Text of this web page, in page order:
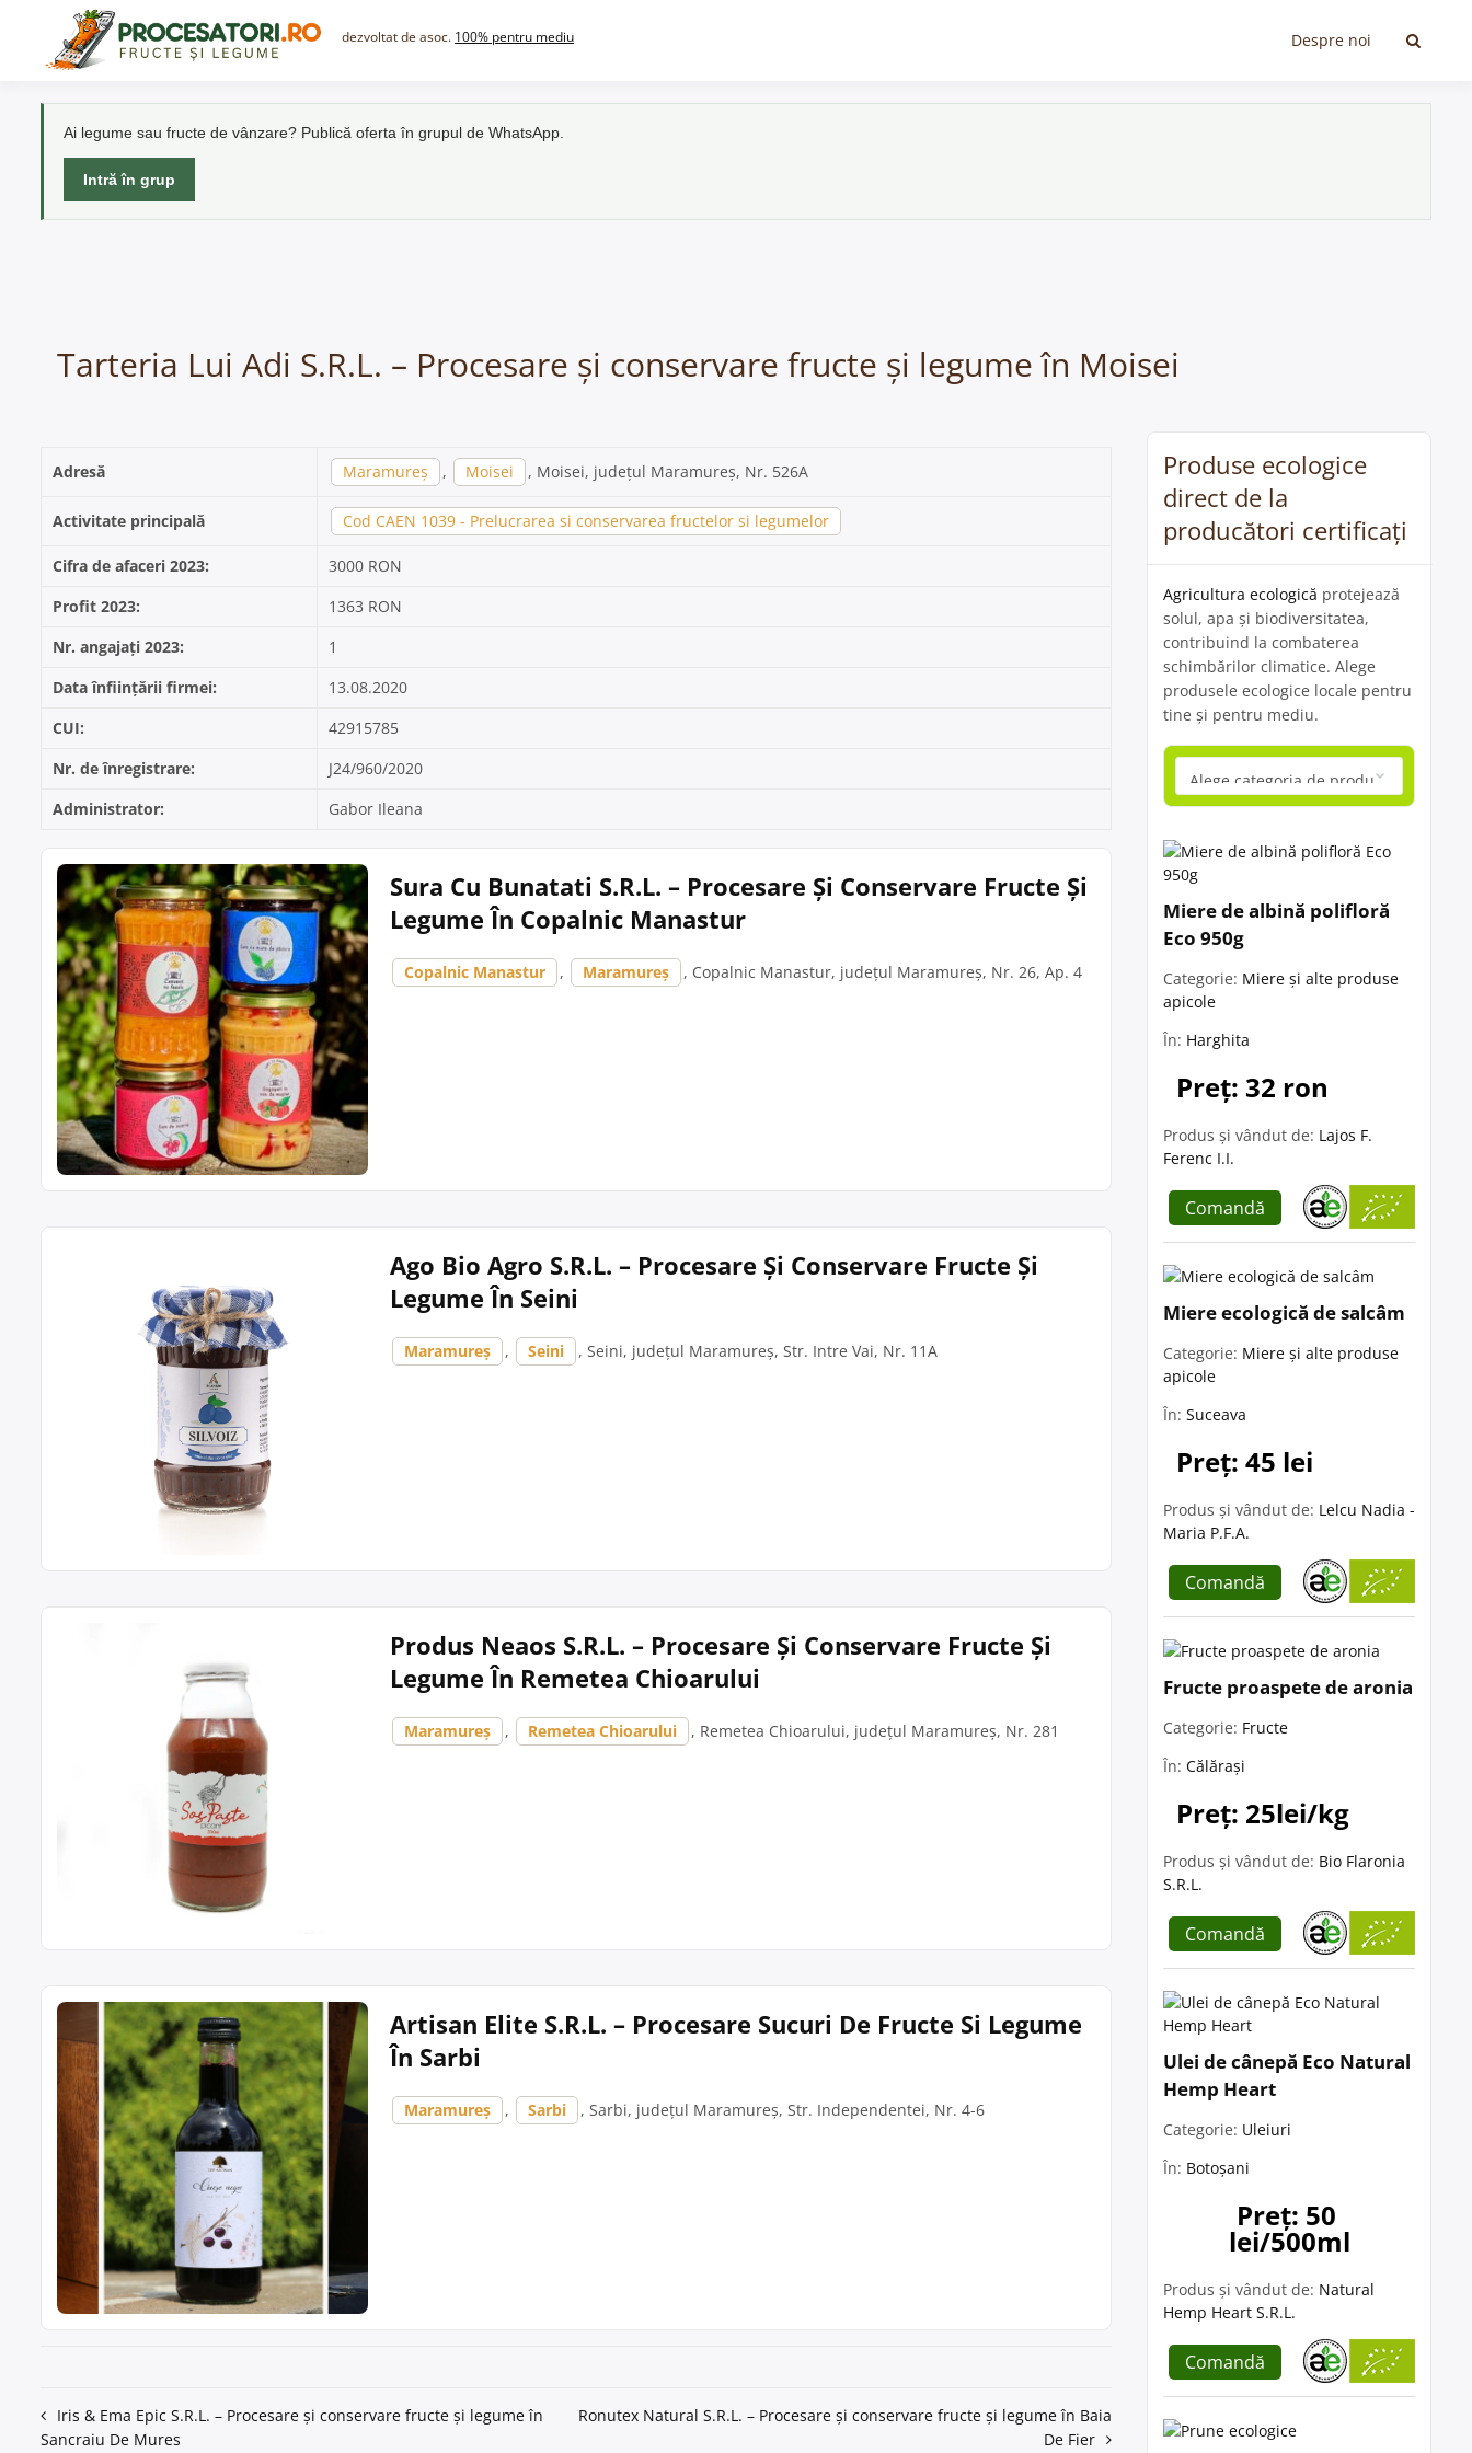
content
dezvoltat de asoc. 100% pentru mediu Despre noi
Ai legume sau fructe de vânzare? Publică oferta în grupul de WhatsApp.
Intră în grup
Tarteria Lui Adi S.R.L. – Procesare și conservare fructe și legume în Moisei
Adresă Maramureș , Moisei , Moisei, județul Maramureș, Nr. 526A
Activitate principală Cod CAEN 1039 - Prelucrarea si conservarea fructelor si legumelor
Cifra de afaceri 2023:
3000 RON
Profit 2023:
1363 RON
Nr. angajați 2023:
1
Data înființării firmei:
13.08.2020
CUI:
42915785
Nr. de înregistrare:
J24/960/2020
Administrator:
Gabor Ileana
Sura Cu Bunatati S.R.L. – Procesare Și Conservare Fructe Și
Legume În Copalnic Manastur
Copalnic Manastur , Maramureș , Copalnic Manastur, județul Maramureș, Nr. 26, Ap. 4
Ago Bio Agro S.R.L. – Procesare Și Conservare Fructe Și
Legume În Seini
Maramureș , Seini , Seini, județul Maramureș, Str. Intre Vai, Nr. 11A
Produs Neaos S.R.L. – Procesare Și Conservare Fructe Și
Legume În Remetea Chioarului
Maramureș , Remetea Chioarului , Remetea Chioarului, județul Maramureș, Nr. 281
Artisan Elite S.R.L. – Procesare Sucuri De Fructe Si Legume
În Sarbi
Maramureș , Sarbi , Sarbi, județul Maramureș, Str. Independentei, Nr. 4-6
Navigare
Iris & Ema Epic S.R.L. – Procesare și conservare fructe și legume în
Sancraiu De Mures
Ronutex Natural S.R.L. – Procesare și conservare fructe și legume în Baia
De Fier
Produse ecologice
direct de la
producători certificați
Agricultura ecologică protejează
solul, apa și biodiversitatea,
contribuind la combaterea
schimbărilor climatice. Alege
produsele ecologice locale pentru
tine și pentru mediu.
Miere de albină polifloră
Eco 950g
Categorie: Miere și alte produse
apicole
În: Harghita
Preț: 32 ron
Produs și vândut de: Lajos F.
Ferenc I.I.
Comandă
Miere ecologică de salcâm
Categorie: Miere și alte produse
apicole
În: Suceava
Preț: 45 lei
Produs și vândut de: Lelcu Nadia -
Maria P.F.A.
Comandă
Fructe proaspete de aronia
Categorie: Fructe
În: Călărași
Preț: 25lei/kg
Produs și vândut de: Bio Flaronia
S.R.L.
Comandă
Ulei de cânepă Eco Natural
Hemp Heart
Categorie: Uleiuri
În: Botoșani
Preț: 50
lei/500ml
Produs și vândut de: Natural
Hemp Heart S.R.L.
Comandă